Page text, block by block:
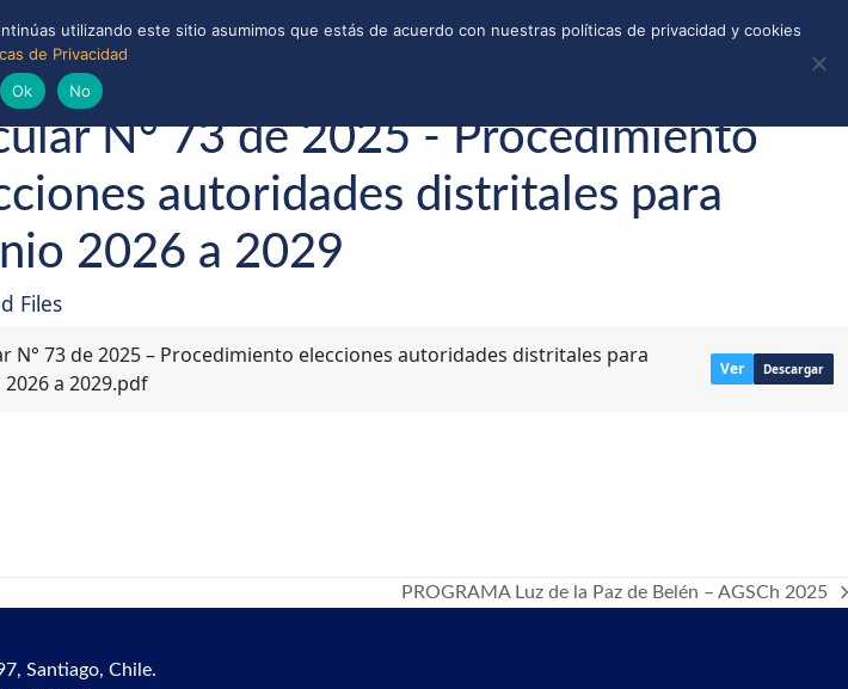
TIENDA CALLEJONES DONAR
BIBLIOTECA
de Chile
N° 73 de 2025 - Procedimiento
autoridades distritales para
2026 a 2029
Files
N° 73 de 2025 – Procedimiento elecciones autoridades distritales para
a 2029.pdf
Ver Descargar
next
PROGRAMA Luz de la Paz de Belén – AGSCh 2025
Santiago, Chile.
utilizando este sitio asumimos que estás de acuerdo con nuestras políticas de privacidad y cookies
de Privacidad
Ok
No